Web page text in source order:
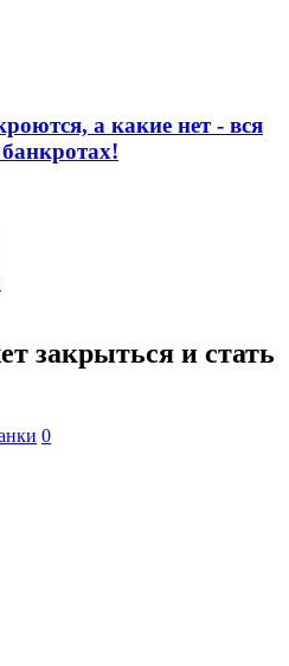
а какие нет - вся
закрыться и стать
0